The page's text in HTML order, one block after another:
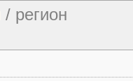
/ регион